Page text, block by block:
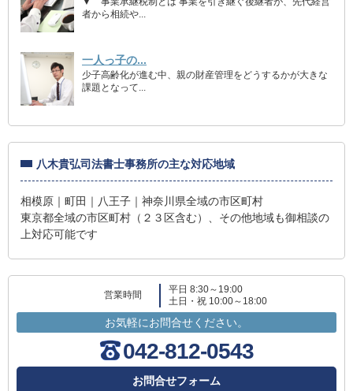
者から相続や...
一人っ子の...
少子高齢化が進む中、親の財産管理をどうするかが大きな
課題となって...
八木貴弘司法書士事務所の主な対応地域
相模原｜町田｜八王子｜神奈川県全域の市区町村
東京都全域の市区町村（２３区含む）、その他地域も御相談の
上対応可能です
営業時間
平日 8:30～19:00
土日・祝 10:00～18:00
お気軽にお問合せください。
042-812-0543
お問合せフォーム